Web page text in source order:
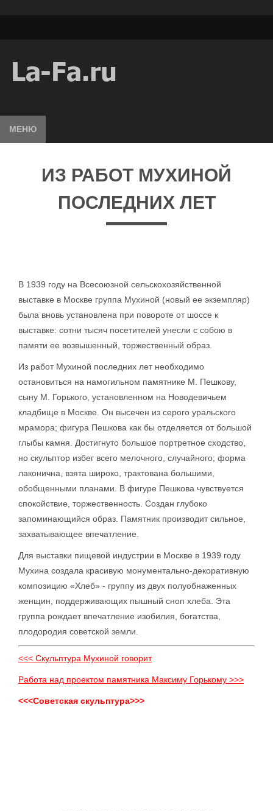
МЕНЮ
ИЗ РАБОТ МУХИНОЙ
ПОСЛЕДНИХ ЛЕТ
В 1939 году на Всесоюзной сельскохозяйственной
выставке в Москве группа Мухиной (новый ее экземпляр)
была вновь установлена при повороте от шоссе к
выставке: сотни тысяч посетителей унесли с собою в
памяти ее возвышенный, торжественный образ.
Из работ Мухиной последних лет необходимо
остановиться на намогильном памятнике М. Пешкову,
сыну М. Горького, установленном на Новодевичьем
кладбище в Москве. Он высечен из серого уральского
мрамора; фигура Пешкова как бы отделяется от большой
глыбы камня. Достигнуто большое портретное сходство,
но скульптор избег всего мелочного, случайного; форма
лаконична, взята широко, трактована большими,
обобщенными планами. В фигуре Пешкова чувствуется
спокойствие, торжественность. Создан глубоко
запоминающийся образ. Памятник производит сильное,
захватывающее впечатление.
Для выставки пищевой индустрии в Москве в 1939 году
Мухина создала красивую монументально-декоративную
композицию «Хлеб» - группу из двух полуобнаженных
женщин, поддерживающих пышный сноп хлеба. Эта
группа рождает впечатление изобилия, богатства,
плодородия советской земли.
<<< Скульптура Мухиной говорит
Работа над проектом памятника Максиму Горькому >>>
<<<Советская скульптура>>>